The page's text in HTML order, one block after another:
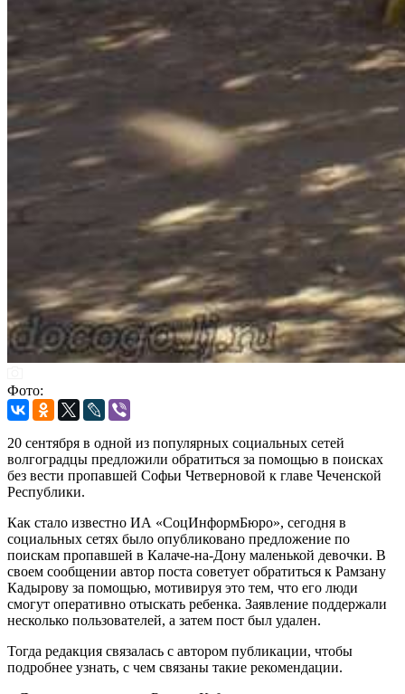
Фото:
20 сентября в одной из популярных социальных сетей
волгоградцы предложили обратиться за помощью в поисках
без вести пропавшей Софьи Четверновой к главе Чеченской
Республики.
Как стало известно ИА «СоцИнформБюро», сегодня в
социальных сетях было опубликовано предложение по
поискам пропавшей в Калаче-на-Дону маленькой девочки. В
своем сообщении автор поста советует обратиться к Рамзану
Кадырову за помощью, мотивируя это тем, что его люди
смогут оперативно отыскать ребенка. Заявление поддержали
несколько пользователей, а затем пост был удален.
Тогда редакция связалась с автором публикации, чтобы
подробнее узнать, с чем связаны такие рекомендации.